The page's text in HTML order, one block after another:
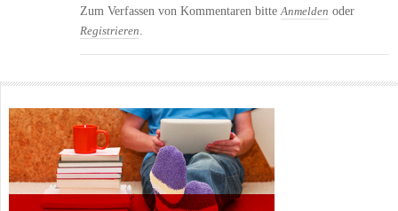
Zum Verfassen von Kommentaren bitte Anmelden oder
Registrieren